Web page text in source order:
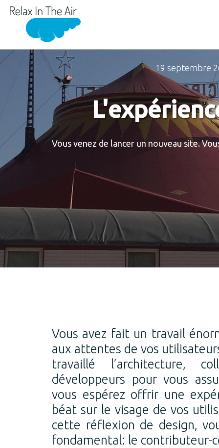
19 septembre
Vous venez de lancer un nouveau site.
Vous avez fait un travail
aux attentes de vos
travaillé l’architecture,
développeurs pour vous
vous espérez offrir une
béat sur le visage de vos
cette réflexion de design,
fondamental: le contributeur-